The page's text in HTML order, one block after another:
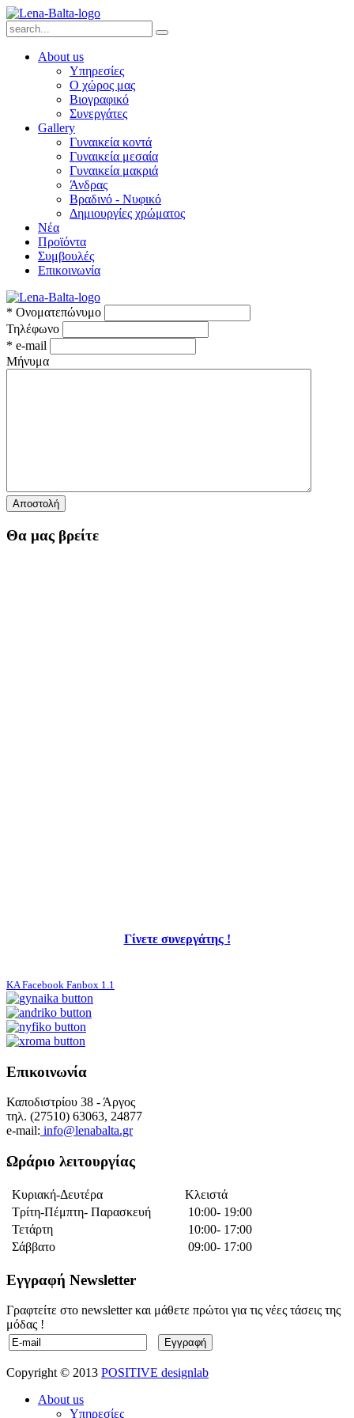
About us
Υπηρεσίες
Ο χώρος μας
Βιογραφικό
Συνεργάτες
Gallery
Γυναικεία κοντά
Γυναικεία μεσαία
Γυναικεία μακριά
Άνδρας
Βραδινό - Νυφικό
Δημιουργίες χρώματος
Νέα
Προϊόντα
Συμβουλές
Επικοινωνία
* Ονοματεπώνυμο
Τηλέφωνο
* e-mail
Μήνυμα
Αποστολή
Θα μας βρείτε
Γίνετε συνεργάτης !
KA Facebook Fanbox 1.1
Επικοινωνία
Καποδιστρίου 38 - Άργος
τηλ. (27510) 63063, 24877
e-mail: info@lenabalta.gr
Ωράριο λειτουργίας
Κυριακή-Δευτέρα
Κλειστά
Τρίτη-Πέμπτη- Παρασκευή
10:00- 19:00
Τετάρτη
10:00- 17:00
Σάββατο
09:00- 17:00
Εγγραφή Newsletter
Γραφτείτε στo newsletter και μάθετε πρώτοι για τις νέες τάσεις της
μόδας !
Copyright © 2013 POSITIVE designlab
About us
Υπηρεσίες